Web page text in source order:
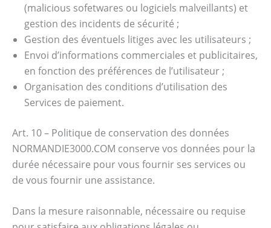
(malicious sofetwares ou logiciels malveillants) et
gestion des incidents de sécurité ;
Gestion des éventuels litiges avec les utilisateurs ;
Envoi d’informations commerciales et publicitaires,
en fonction des préférences de l’utilisateur ;
Organisation des conditions d’utilisation des
Services de paiement.
Art. 10 – Politique de conservation des données
NORMANDIE3000.COM conserve vos données pour la
durée nécessaire pour vous fournir ses services ou
de vous fournir une assistance.
Dans la mesure raisonnable, nécessaire ou requise